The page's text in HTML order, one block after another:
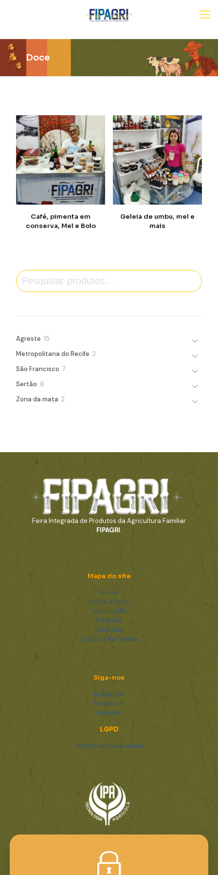
Doce
Café, pimenta em
conserva, Mel e Bolo
Geleia de umbu, mel e
mais
Pesquisa
Agreste 15
Metropolitana do Recife 2
São Francisco 7
Sertão 6
Zona da mata 2
Feira Integrada de Produtos da Agricultura Familiar
FIPAGRI.
Mapa do site
Home
Sobre a Feira
Instituto IPA
Produtos
Palestras
Cozinha da Família
Siga-nos
Instagram
Facebook
Youtube
LGPD
Política de Privacidade